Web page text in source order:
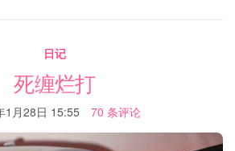
日记
死缠烂打
1月28日 15:55 70 条评论